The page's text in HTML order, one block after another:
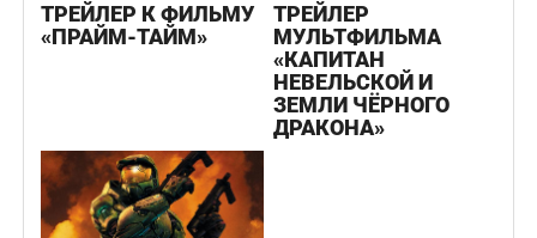
ТРЕЙЛЕР К ФИЛЬМУ
«ПРАЙМ-ТАЙМ»
ТРЕЙЛЕР
МУЛЬТФИЛЬМА
«КАПИТАН
НЕВЕЛЬСКОЙ И
ЗЕМЛИ ЧЁРНОГО
ДРАКОНА»